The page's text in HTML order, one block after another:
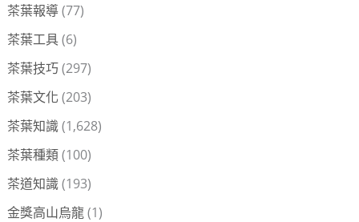
茶葉報導(77)
茶葉工具(6)
茶葉技巧(297)
茶葉文化 (203)
茶葉知識(1,628)
茶葉種類(100)
茶道知識(193)
金獎高山烏龍(1)